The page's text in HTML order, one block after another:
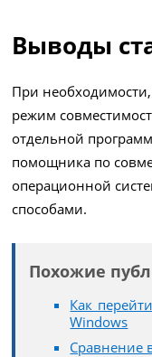
Выводы
При
режим
отдельной
помощника по
операционной
способами.
Похожие
Как
Windows
Сравнение